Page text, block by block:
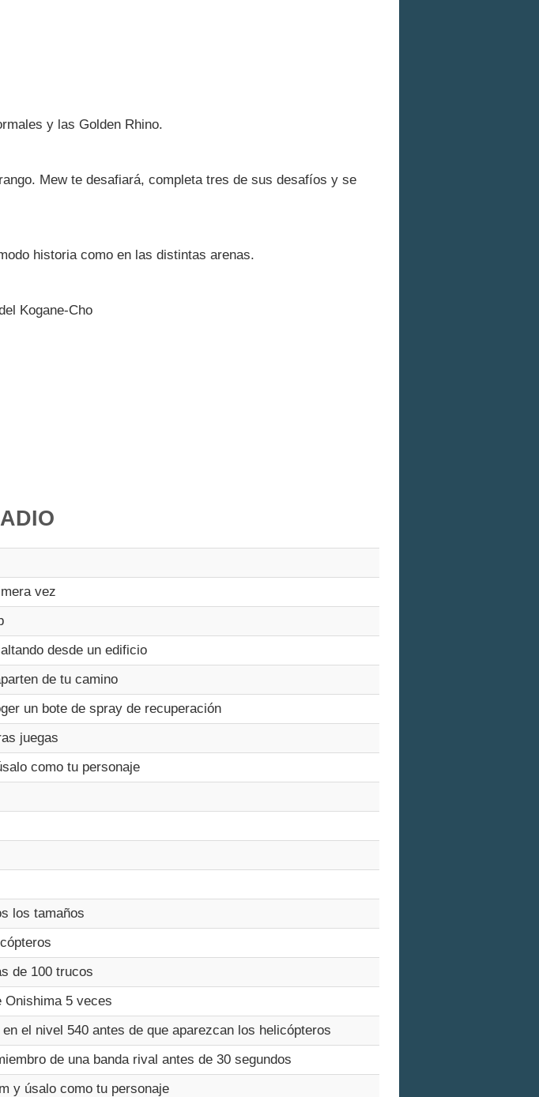
y las Golden Rhino.
Mew te desafiará, completa tres de sus desafíos y se
historia como en las distintas arenas.
Kogane-Cho
vez
desde un edificio
de tu camino
un bote de spray de recuperación
juegas
como tu personaje
los tamaños
de 100 trucos
Onishima 5 veces
el nivel 540 antes de que aparezcan los helicópteros
de una banda rival antes de 30 segundos
y úsalo como tu personaje